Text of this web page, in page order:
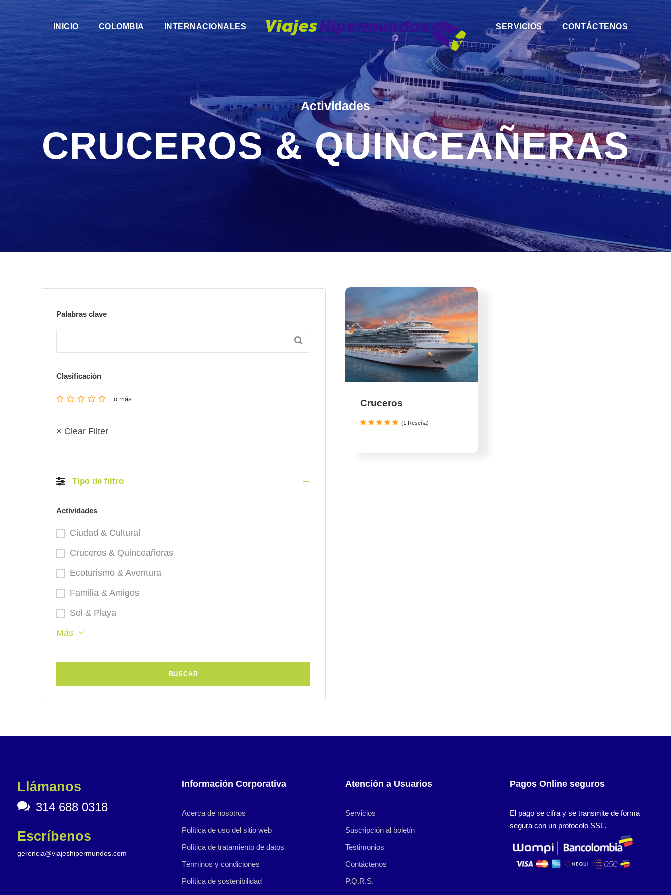
INICIO COLOMBIA INTERNACIONALES SERVICIOS CONTÁCTENOS
Actividades
CRUCEROS & QUINCEAÑERAS
Cruceros
(1 Reseña)
Palabras clave
Clasificación
o más
× Clear Filter
Tipo de filtro
Actividades
Ciudad & Cultural
Cruceros & Quinceañeras
Ecoturismo & Aventura
Familia & Amigos
Sol & Playa
Más
Llámanos
314 688 0318
Escríbenos
gerencia@viajeshipermundos.com
Información Corporativa
Acerca de nosotros
Política de uso del sitio web
Política de tratamiento de datos
Términos y condiciones
Política de sostenibilidad
Atención a Usuarios
Servicios
Suscripción al boletín
Testimonios
Contáctenos
P.Q.R.S.
Pagos Online seguros
El pago se cifra y se transmite de forma
segura con un protocolo SSL.